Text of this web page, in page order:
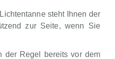
steht Ihnen der
zur Seite, wenn Sie
der Regel bereits vor dem